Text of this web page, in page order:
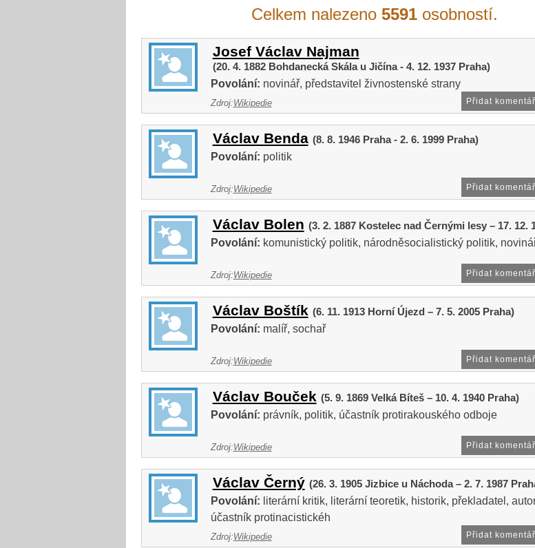
Celkem nalezeno 5591osobností.
Josef Václav Najman
(20. 4. 1882 Bohdanecká Skála u Jičína - 4. 12. 1937 Praha)
Povolání: novinář, představitel živnostenské strany
Zdroj:Wikipedie Přidat
Václav Benda (8. 8. 1946 Praha - 2. 6. 1999 Praha)
Povolání: politik
Zdroj:Wikipedie Přidat
Václav Bolen (3. 2. 1887 Kostelec nad Černými lesy – 17. 12.
Povolání: komunistický politik, národněsocialistický politik,
Zdroj:Wikipedie Přidat
Václav Boštík (6. 11. 1913 Horní Újezd – 7. 5. 2005 Praha)
Povolání: malíř, sochař
Zdroj:Wikipedie Přidat
Václav Bouček (5. 9. 1869 Velká Bíteš – 10. 4. 1940 Praha)
Povolání: právník, politik, účastník protirakouského odboje
Zdroj:Wikipedie Přidat
Václav Černý (26. 3. 1905 Jizbice u Náchoda – 2. 7. 1987
Povolání: literární kritik, literární teoretik, historik, překladatel,
účastník protinacistickéh
Zdroj:Wikipedie Přidat